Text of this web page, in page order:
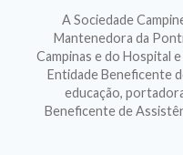
A Sociedade
Mantenedora da
Campinas e do Hospital
Entidade Beneficente
educação,
Beneficente de